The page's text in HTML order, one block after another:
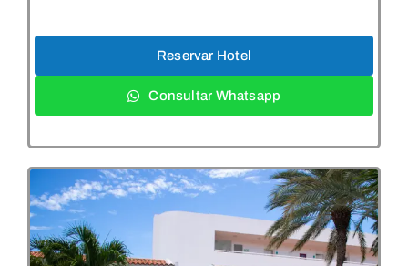
Reservar Hotel
Consultar Whatsapp